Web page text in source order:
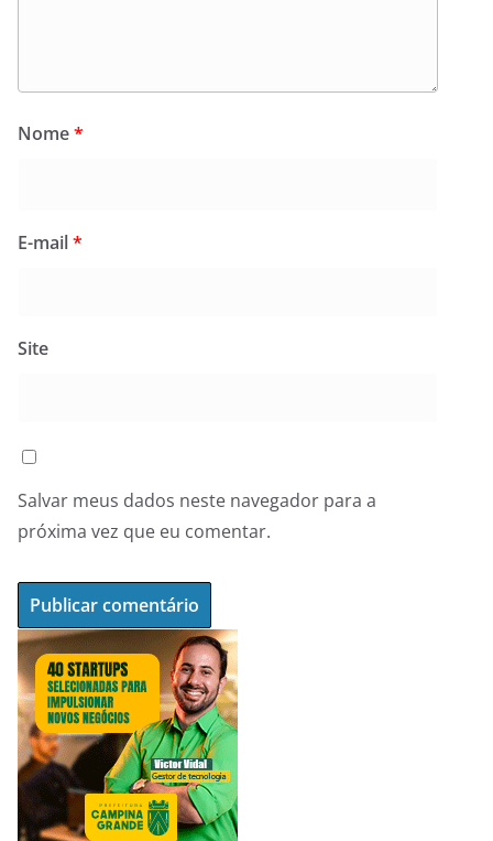
Nome*
E-mail*
Site
Salvar meus dados neste navegador para a
próxima vez que eu comentar.